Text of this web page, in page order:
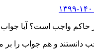
حاکم واجب است؟ آیا
دانستند و هم جواب را بر